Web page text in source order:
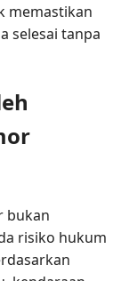
memastikan
selesai tanpa
bukan
risiko hukum